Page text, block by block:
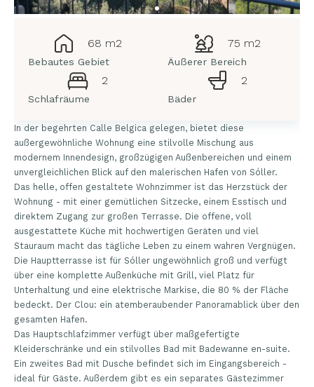
68 m2
Bebautes Gebiet
75 m2
Äußerer Bereich
2
Schlafräume
2
Bäder
In der begehrten Calle Belgica gelegen, bietet diese
außergewöhnliche Wohnung eine stilvolle Mischung aus
modernem Innendesign, großzügigen Außenbereichen und einem
unvergleichlichen Blick auf den malerischen Hafen von Sóller.
Das helle, offen gestaltete Wohnzimmer ist das Herzstück der
Wohnung - mit einer gemütlichen Sitzecke, einem Esstisch und
direktem Zugang zur großen Terrasse. Die offene, voll
ausgestattete Küche mit hochwertigen Geräten und viel
Stauraum macht das tägliche Leben zu einem wahren Vergnügen.
Die Hauptterrasse ist für Sóller ungewöhnlich groß und verfügt
über eine komplette Außenküche mit Grill, viel Platz für
Unterhaltung und eine elektrische Markise, die 80 % der Fläche
bedeckt. Der Clou: ein atemberaubender Panoramablick über den
gesamten Hafen.
Das Hauptschlafzimmer verfügt über maßgefertigte
Kleiderschränke und ein stilvolles Bad mit Badewanne en-suite.
Ein zweites Bad mit Dusche befindet sich im Eingangsbereich -
ideal für Gäste. Außerdem gibt es ein separates Gästezimmer